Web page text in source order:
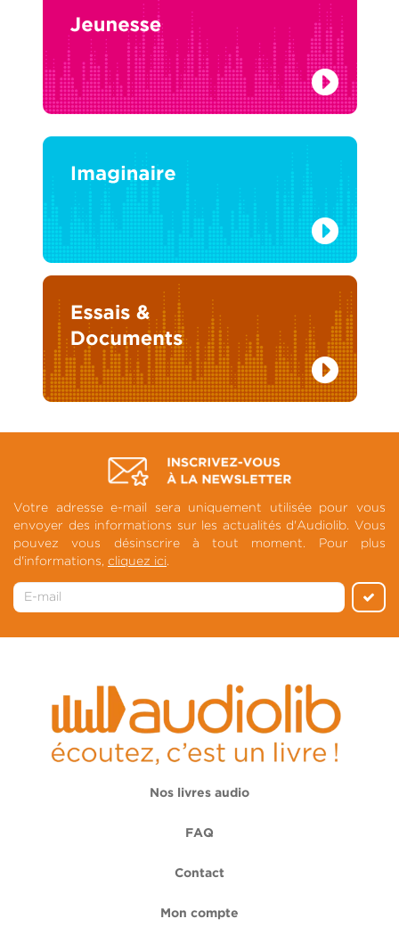
Votre adresse e-mail sera uniquement utilisée pour vous
envoyer des informations sur les actualités d'Audiolib. Vous
pouvez vous désinscrire à tout moment. Pour plus
d'informations, cliquez ici.
Nos livres audio
FAQ
Contact
Mon compte